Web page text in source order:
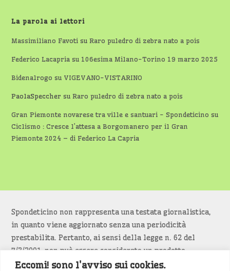
Eccomi! sono l'avviso sui cookies.
La parola ai lettori
Massimiliano Favoti suRaro puledro di zebra nato a pois
Federico Lacapria su 106esima Milano-Torino 19 marzo 2025
Bidenalrogo su VIGEVANO-VISTARINO
PaolaSpeccher suRaro puledro di zebra nato a pois
Gran Piemonte novarese tra ville e santuari - Spondeticino su
Ciclismo : Cresce l’attesa a Borgomanero per il Gran
Piemonte 2024 – di Federico La Capria
Spondeticino non rappresenta una testata giornalistica,
in quanto viene aggiornato senza una periodicità
prestabilita. Pertanto, ai sensi della legge n. 62 del
7/3/2001, non può essere considerato un prodotto
editoriale.